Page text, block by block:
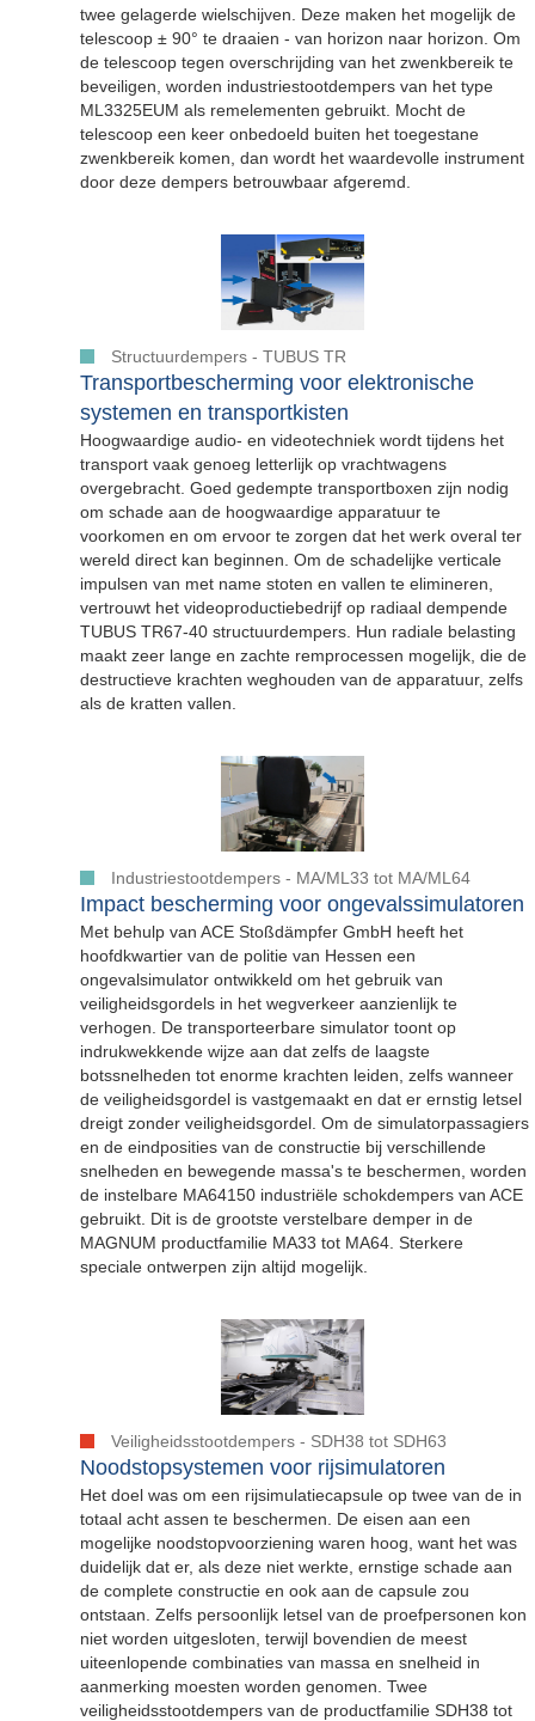
twee gelagerde wielschijven. Deze maken het mogelijk de
telescoop ± 90° te draaien - van horizon naar horizon. Om
de telescoop tegen overschrijding van het zwenkbereik te
beveiligen, worden industriestootdempers van het type
ML3325EUM als remelementen gebruikt. Mocht de
telescoop een keer onbedoeld buiten het toegestane
zwenkbereik komen, dan wordt het waardevolle instrument
door deze dempers betrouwbaar afgeremd.
Structuurdempers - TUBUS TR
Transportbescherming voor elektronische
systemen en transportkisten
Hoogwaardige audio- en videotechniek wordt tijdens het
transport vaak genoeg letterlijk op vrachtwagens
overgebracht. Goed gedempte transportboxen zijn nodig
om schade aan de hoogwaardige apparatuur te
voorkomen en om ervoor te zorgen dat het werk overal ter
wereld direct kan beginnen. Om de schadelijke verticale
impulsen van met name stoten en vallen te elimineren,
vertrouwt het videoproductiebedrijf op radiaal dempende
TUBUS TR67-40 structuurdempers. Hun radiale belasting
maakt zeer lange en zachte remprocessen mogelijk, die de
destructieve krachten weghouden van de apparatuur, zelfs
als de kratten vallen.
Industriestootdempers - MA/ML33 tot MA/ML64
Impact bescherming voor ongevalssimulatoren
Met behulp van ACE Stoßdämpfer GmbH heeft het
hoofdkwartier van de politie van Hessen een
ongevalsimulator ontwikkeld om het gebruik van
veiligheidsgordels in het wegverkeer aanzienlijk te
verhogen. De transporteerbare simulator toont op
indrukwekkende wijze aan dat zelfs de laagste
botssnelheden tot enorme krachten leiden, zelfs wanneer
de veiligheidsgordel is vastgemaakt en dat er ernstig letsel
dreigt zonder veiligheidsgordel. Om de simulatorpassagiers
en de eindposities van de constructie bij verschillende
snelheden en bewegende massa's te beschermen, worden
de instelbare MA64150 industriële schokdempers van ACE
gebruikt. Dit is de grootste verstelbare demper in de
MAGNUM productfamilie MA33 tot MA64. Sterkere
speciale ontwerpen zijn altijd mogelijk.
Veiligheidsstootdempers - SDH38 tot SDH63
Noodstopsystemen voor rijsimulatoren
Het doel was om een rijsimulatiecapsule op twee van de in
totaal acht assen te beschermen. De eisen aan een
mogelijke noodstopvoorziening waren hoog, want het was
duidelijk dat er, als deze niet werkte, ernstige schade aan
de complete constructie en ook aan de capsule zou
ontstaan. Zelfs persoonlijk letsel van de proefpersonen kon
niet worden uitgesloten, terwijl bovendien de meest
uiteenlopende combinaties van massa en snelheid in
aanmerking moesten worden genomen. Twee
veiligheidsstootdempers van de productfamilie SDH38 tot